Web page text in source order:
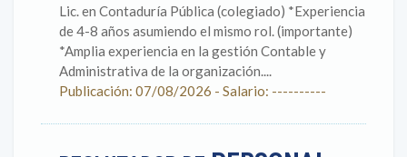
Lic. en Contaduría Pública (colegiado) *Experiencia
de 4-8 años asumiendo el mismo rol. (importante)
*Amplia experiencia en la gestión Contable y
Administrativa de la organización....
Publicación: 07/08/2026 - Salario: ----------